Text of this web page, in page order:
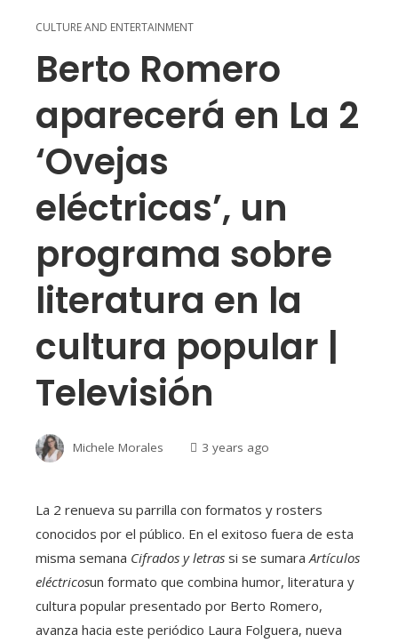
CULTURE AND ENTERTAINMENT
Berto Romero
aparecerá en La 2
‘Ovejas
eléctricas’, un
programa sobre
literatura en la
cultura popular |
Televisión
Michele Morales 3 years ago
La 2 renueva su parrilla con formatos y rosters
conocidos por el público. En el exitoso fuera de esta
misma semana Cifrados y letras si se sumara Artículos
eléctricosun formato que combina humor, literatura y
cultura popular presentado por Berto Romero,
avanza hacia este periódico Laura Folguera, nueva